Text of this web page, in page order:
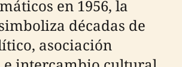
en 1956, la
décadas de
asociación